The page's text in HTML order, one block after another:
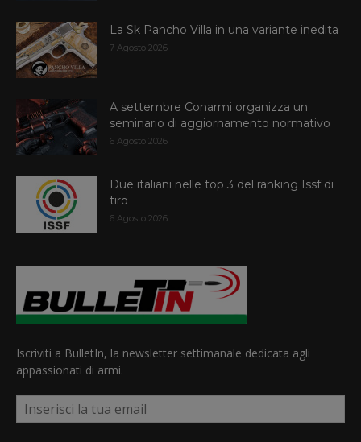
La Sk Pancho Villa in una variante inedita
7 Agosto 2026
A settembre Conarmi organizza un
seminario di aggiornamento normativo
6 Agosto 2026
Due italiani nelle top 3 del ranking Issf di
tiro
6 Agosto 2026
Iscriviti a BulletIn, la newsletter settimanale dedicata agli
appassionati di armi.